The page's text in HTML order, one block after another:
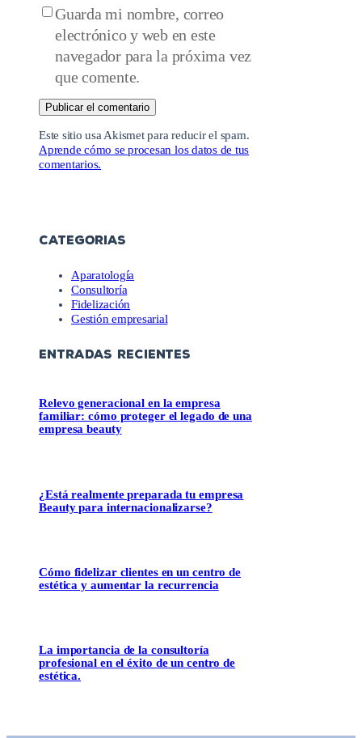
Guarda mi nombre, correo
electrónico y web en este
navegador para la próxima vez
que comente.
Este sitio usa Akismet para reducir el spam.
Aprende cómo se procesan los datos de tus
comentarios.
CATEGORIAS
Aparatología
Consultoría
Fidelización
Gestión empresarial
ENTRADAS RECIENTES
Relevo generacional en la empresa
familiar: cómo proteger el legado de una
empresa beauty
¿Está realmente preparada tu empresa
Beauty para internacionalizarse?
Cómo fidelizar clientes en un centro de
estética y aumentar la recurrencia
La importancia de la consultoría
profesional en el éxito de un centro de
estética.